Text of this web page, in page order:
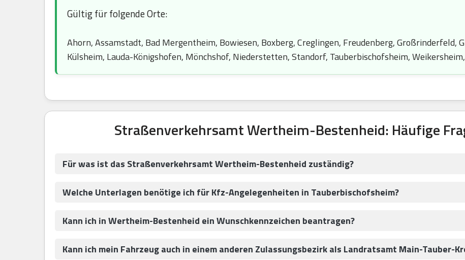
Gültig für folgende Orte:
Ahorn, Assamstadt, Bad Mergentheim, Bowiesen, Boxberg, Creglingen, Freudenberg, Großrinderfeld,
Külsheim, Lauda-Königshofen, Mönchshof, Niederstetten, Standorf, Tauberbischofsheim,
Straßenverkehrsamt Wertheim-Bestenheid: Häufige
Für was ist das Straßenverkehrsamt Wertheim-Bestenheid zuständig?
Welche Unterlagen benötige ich für Kfz-Angelegenheiten in Tauberbischofsheim?
Kann ich in Wertheim-Bestenheid ein Wunschkennzeichen beantragen?
Kann ich mein Fahrzeug auch in einem anderen Zulassungsbezirk als Landratsamt Main-Tauber-